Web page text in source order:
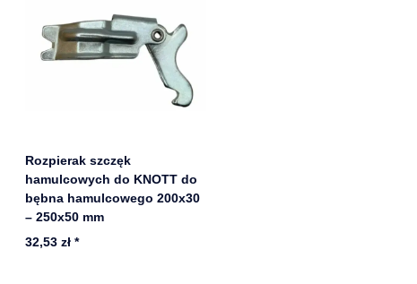
Rozpierak szczęk
hamulcowych do KNOTT do
bębna hamulcowego 200x30
– 250x50 mm
32,53 zł*